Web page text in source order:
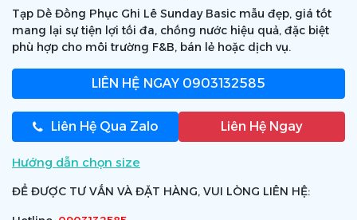
Tạp Dề Đồng Phục Ghi Lê Sunday Basic mẫu đẹp, giá tốt
mang lại sự tiện lợi tối đa, chống nước hiệu quả, đặc biệt
phù hợp cho môi trường F&B, bán lẻ hoặc dịch vụ.
LIÊN HỆ NGAY 0903132585
Liên Hệ Qua Zalo Liên Hệ Ngay
Hướng dẫn chọn size
ĐỂ ĐƯỢC TƯ VẤN VÀ ĐẶT HÀNG, VUI LÒNG LIÊN HỆ: